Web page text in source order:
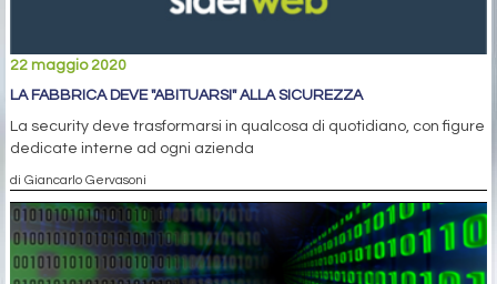
22 maggio 2020
LA FABBRICA DEVE "ABITUARSI" ALLA SICUREZZA
La security deve trasformarsi in qualcosa di quotidiano, con figure
dedicate interne ad ogni azienda
di Giancarlo Gervasoni